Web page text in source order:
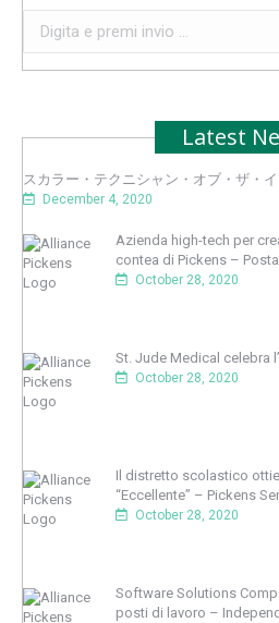
Search:
Latest
スカラー・テクニシャン・オブ・ザ・
December 4, 2020
Azienda high-tech per
contea di Pickens –
October 28, 2020
St. Jude Medical celebra
October 28, 2020
Il distretto scolastico
“Eccellente” – Pickens
October 28, 2020
Software Solutions
posti di lavoro –